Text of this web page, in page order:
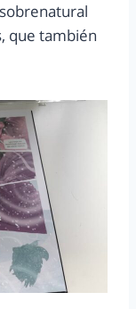
que también